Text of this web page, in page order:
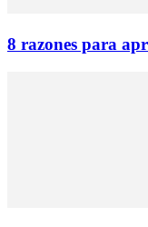
8 razones para